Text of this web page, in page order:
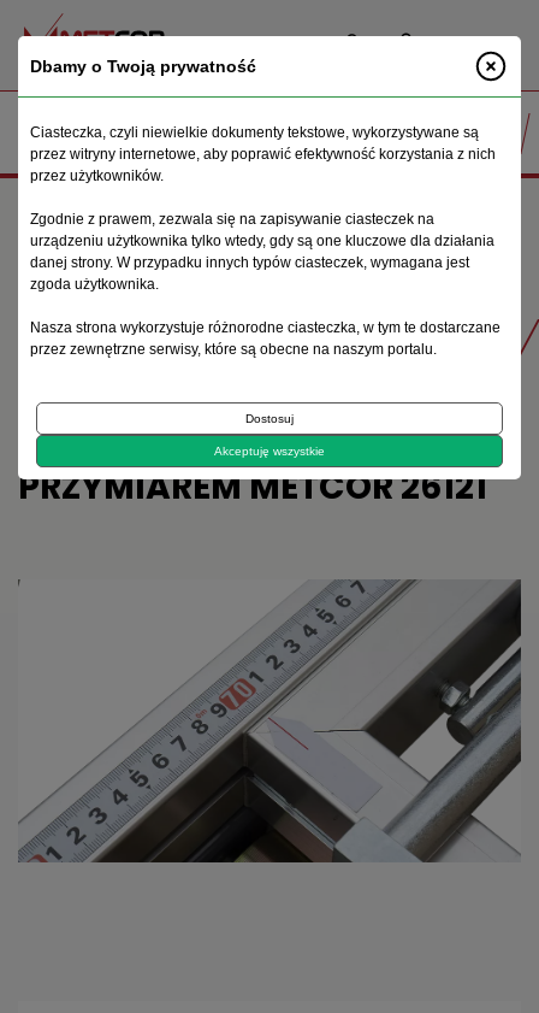
PL
Podajnik rolkowy 2m z przymiarem Metcor 26121
Produkty
PODAJNIK ROLKOWY 2M Z
PRZYMIAREM METCOR 26121
Dbamy o Twoją prywatność
Ciasteczka, czyli niewielkie dokumenty tekstowe, wykorzystywane są
przez witryny internetowe, aby poprawić efektywność korzystania z nich
przez użytkowników.
Zgodnie z prawem, zezwala się na zapisywanie ciasteczek na
urządzeniu użytkownika tylko wtedy, gdy są one kluczowe dla działania
danej strony. W przypadku innych typów ciasteczek, wymagana jest
zgoda użytkownika.
Nasza strona wykorzystuje różnorodne ciasteczka, w tym te dostarczane
przez zewnętrzne serwisy, które są obecne na naszym portalu.
Dostosuj
Akceptuję wszystkie